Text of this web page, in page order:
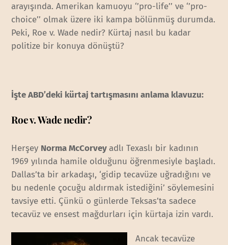
arayışında. Amerikan kamuoyu ‘’pro-life’’ ve ‘’pro-
choice’’ olmak üzere iki kampa bölünmüş durumda.
Peki, Roe v. Wade nedir? Kürtaj nasıl bu kadar
politize bir konuya dönüştü?
İşte ABD’deki kürtaj tartışmasını anlama klavuzu:
Roe v. Wade nedir?
Herşey Norma McCorveyadlı Texaslı bir kadının
1969 yılında hamile olduğunu öğrenmesiyle başladı.
Dallas’ta bir arkadaşı, ‘gidip tecavüze uğradığını ve
bu nedenle çocuğu aldırmak istediğini’ söylemesini
tavsiye etti. Çünkü o günlerde Teksas’ta sadece
tecavüz ve ensest mağdurları için kürtaja izin vardı.
Ancak tecavüze